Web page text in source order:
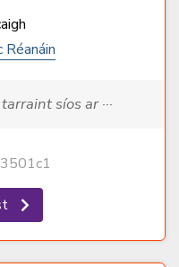
Réanáin
tarraint síos ar ···